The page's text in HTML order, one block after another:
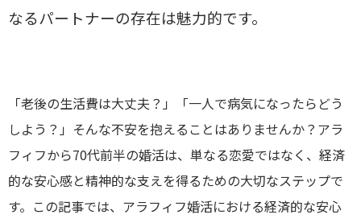
なるパートナーの存在は魅力的です。
「老後の生活費は大丈夫？」「一人で病気になったらどう
しよう？」そんな不安を抱えることはありませんか？アラ
フィフから70代前半の婚活は、単なる恋愛ではなく、経済
的な安心感と精神的な支えを得るための大切なステップで
す。この記事では、アラフィフ婚活における経済的な安心